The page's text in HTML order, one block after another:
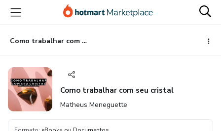
para
conteúdo
principal
para
pagamento
para
rodapé
Como trabalhar com seu cristal
Como trabalhar com seu cristal
Matheus Meneguette